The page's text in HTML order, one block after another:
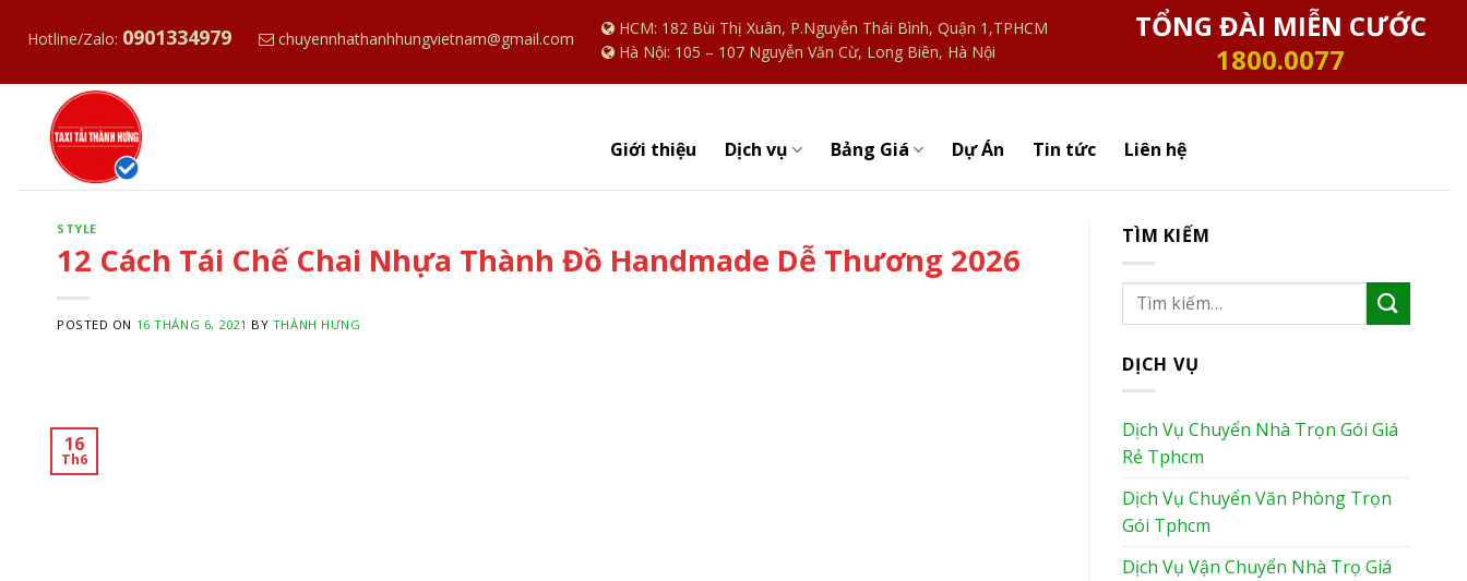
Hotline/Zalo: 0901334979 chuyennhathanhhungvietnam@gmail.com
HCM: 182 Bùi Thị Xuân, P.Nguyễn Thái Bình, Quận 1,TPHCM
Hà Nội: 105 – 107 Nguyễn Văn Cừ, Long Biên, Hà Nội
TỔNG ĐÀI MIỄN CƯỚC
1800.0077
Giới thiệu Dịch vụ Bảng Giá Dự Án Tin tức Liên hệ
STYLE
12 Cách Tái Chế Chai Nhựa Thành Đồ Handmade Dễ Thương 2026
POSTED ON 16 THÁNG 6, 2021 BY THÀNH HƯNG
16
Th6
TÌM KIẾM
DỊCH VỤ
Dịch Vụ Chuyển Nhà Trọn Gói Giá
Rẻ Tphcm
Dịch Vụ Chuyển Văn Phòng Trọn
Gói Tphcm
Dịch Vụ Vận Chuyển Nhà Trọ Giá